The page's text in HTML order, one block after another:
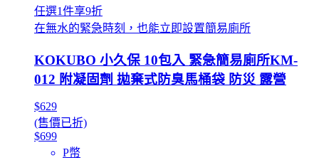
任選1件享9折
在無水的緊急時刻，也能立即設置簡易廁所
KOKUBO 小久保 10包入 緊急簡易廁所KM-
012 附凝固劑 拋棄式防臭馬桶袋 防災 露營
$629
(售價已折)
$699
P幣